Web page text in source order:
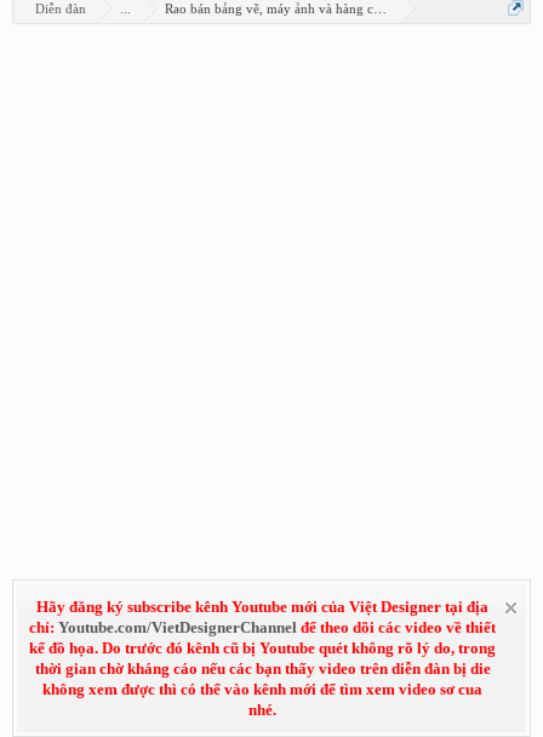
Diễn đàn Rao bán bảng vẽ, máy ảnh và hàng công nghệ khác
Hãy đăng ký subscribe kênh Youtube mới của Việt Designer tại địa
chỉ: Youtube.com/VietDesignerChannel để theo dõi các video về thiết
kế đồ họa. Do trước đó kênh cũ bị Youtube quét không rõ lý do, trong
thời gian chờ kháng cáo nếu các bạn thấy video trên diễn đàn bị die
không xem được thì có thể vào kênh mới để tìm xem video sơ cua
nhé.